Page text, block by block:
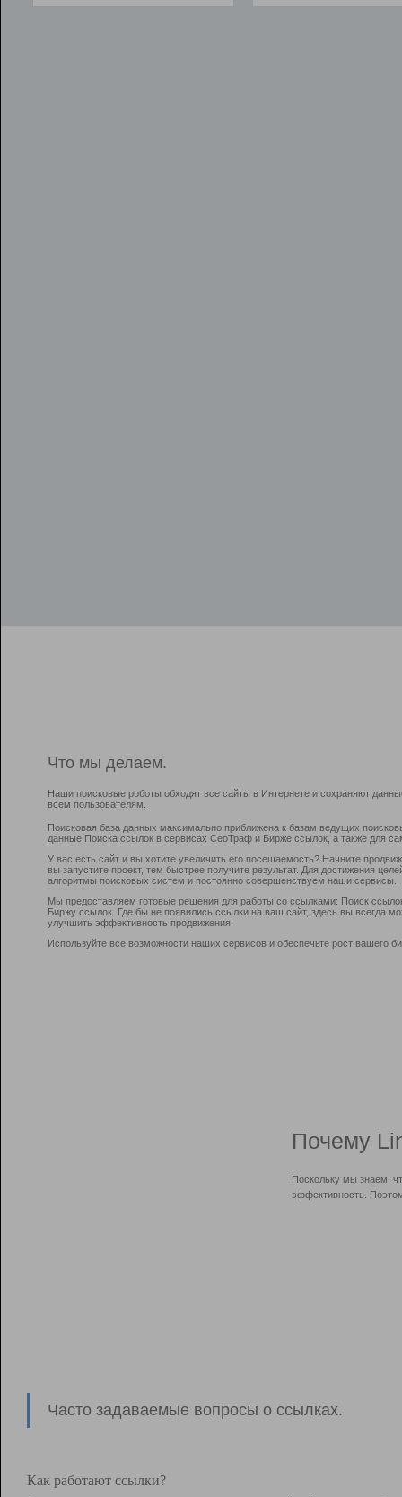
Что мы делаем.
Наши поисковые роботы обходят все сайты в Интернете и сохраняют
всем пользователям.
Поисковая база данных максимально приближена к базам ведущих
данные Поиска ссылок в сервисах СеоТраф и Бирже ссылок, а также для
У вас есть сайт и вы хотите увеличить его посещаемость? Начните
вы запустите проект, тем быстрее получите результат. Для достижения
алгоритмы поисковых систем и постоянно совершенствуем наши сервисы.
Мы предоставляем готовые решения для работы со ссылками: Поиск
Биржу ссылок. Где бы не появились ссылки на ваш сайт, здесь вы всегда
улучшить эффективность продвижения.
Используйте все возможности наших сервисов и обеспечьте рост вашего
Почему
Поскольку мы знаем,
эффективность.
Часто задаваемые вопросы о ссылках.
Как работают ссылки?